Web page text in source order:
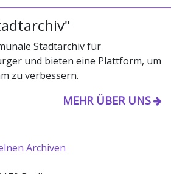
Stadtarchiv für
und bieten eine Plattform, um
zu verbessern.
MEHR ÜBER UNS
Archiven